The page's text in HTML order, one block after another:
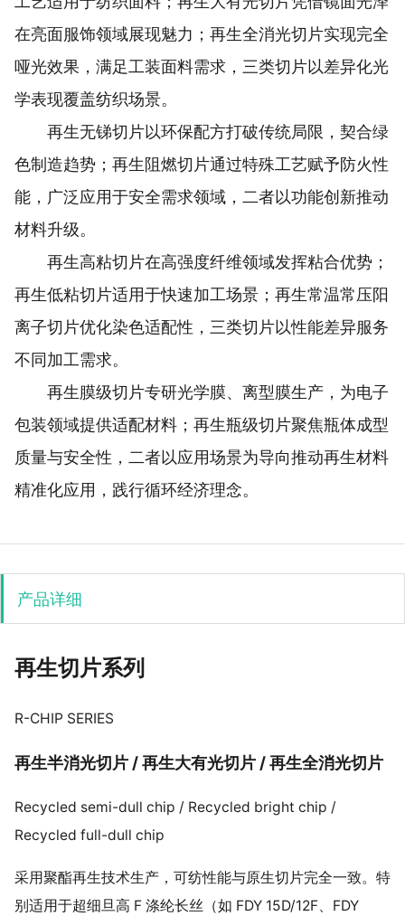
在亮面服饰领域展现魅力；再生全消光切片实现完全
哑光效果，满足工装面料需求，三类切片以差异化光
学表现覆盖纺织场景。
再生无锑切片以环保配方打破传统局限，契合绿
色制造趋势；再生阻燃切片通过特殊工艺赋予防火性
能，广泛应用于安全需求领域，二者以功能创新推动
材料升级。
再生高粘切片在高强度纤维领域发挥粘合优势；
再生低粘切片适用于快速加工场景；再生常温常压阳
离子切片优化染色适配性，三类切片以性能差异服务
不同加工需求。
再生膜级切片专研光学膜、离型膜生产，为电子
包装领域提供适配材料；再生瓶级切片聚焦瓶体成型
质量与安全性，二者以应用场景为导向推动再生材料
精准化应用，践行循环经济理念。
产品详细
再生切片系列
R-CHIP SERIES
再生半消光切片 / 再生大有光切片 / 再生全消光切片
Recycled semi-dull chip / Recycled bright chip /
Recycled full-dull chip
采用聚酯再生技术生产，可纺性能与原生切片完全一致。特
别适用于超细旦高 F 涤纶长丝（如 FDY 15D/12F、FDY